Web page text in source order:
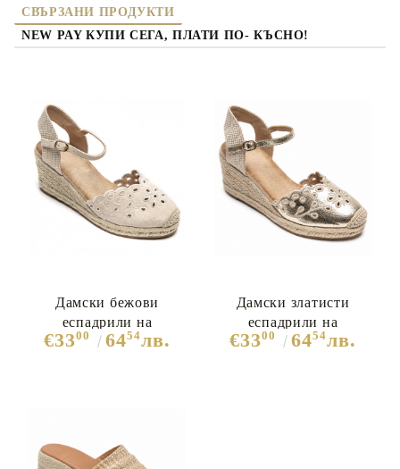
СВЪРЗАНИ ПРОДУКТИ
NEW PAY КУПИ СЕГА, ПЛАТИ ПО- КЪСНО!
Дамски бежови
еспадрили на
платформа с каишка-
€3300 6454лв.
Дамски златисти
еспадрили на
платформа с каишка-
€3300 6454лв.